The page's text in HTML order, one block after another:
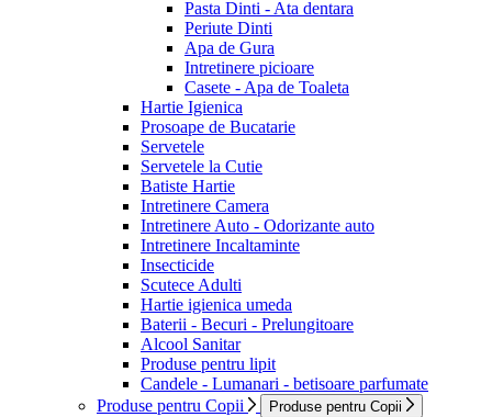
Pasta Dinti - Ata dentara
Periute Dinti
Apa de Gura
Intretinere picioare
Casete - Apa de Toaleta
Hartie Igienica
Prosoape de Bucatarie
Servetele
Servetele la Cutie
Batiste Hartie
Intretinere Camera
Intretinere Auto - Odorizante auto
Intretinere Incaltaminte
Insecticide
Scutece Adulti
Hartie igienica umeda
Baterii - Becuri - Prelungitoare
Alcool Sanitar
Produse pentru lipit
Candele - Lumanari - betisoare parfumate
Produse pentru Copii
Produse pentru Copii